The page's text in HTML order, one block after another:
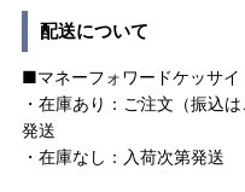
配送について
■マネーフォワードケッサイ
・在庫あり：ご注文（振込
発送
・在庫なし：入荷次第発送